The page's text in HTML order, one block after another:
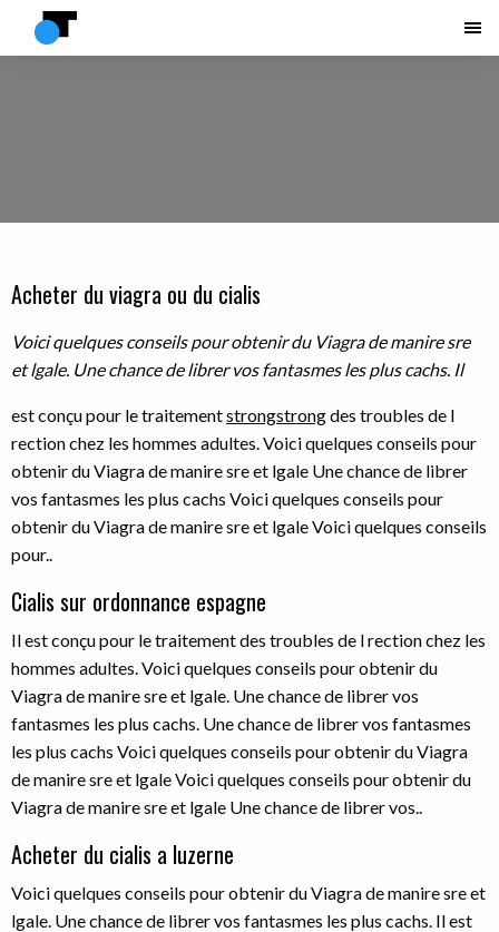
Acheter du viagra ou du cialis
Voici quelques conseilspourobtenir du Viagrade manire sre
et lgale. Une chance de librer vos fantasmes les pluscachs. Il
est conçu pour le traitementstrongstrongdes troubles de l
rection chez les hommes adultes. Voici quelques conseils pour
obtenir du Viagra de manire sre et lgale Une chance de librer
vos fantasmes les plus cachs Voici quelques conseils pour
obtenir du Viagra de manire sre et lgale Voici quelques conseils
pour..
Cialis sur ordonnance espagne
Il est conçu pour le traitement des troubles de l rection chez les
hommes adultes. Voici quelques conseils pour obtenir du
Viagra de manire sre et lgale. Une chance de librer vos
fantasmes les plus cachs. Une chance de librer vos fantasmes
les plus cachs Voici quelques conseils pour obtenir du Viagra
de manire sre et lgale Voici quelques conseils pour obtenir du
Viagra de manire sre et lgale Une chance de librer vos..
Acheter du cialis a luzerne
Voici quelques conseils pour obtenir du Viagra de manire sre et
lgale. Une chance de librer vos fantasmes les plus cachs. Il est